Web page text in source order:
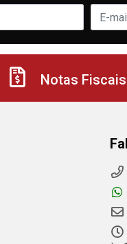
Notas Fiscais